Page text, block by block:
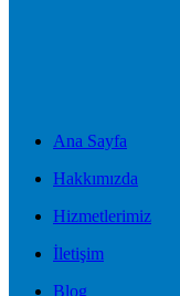
Ana Sayfa
Hakkımızda
Hizmetlerimiz
İletişim
Blog